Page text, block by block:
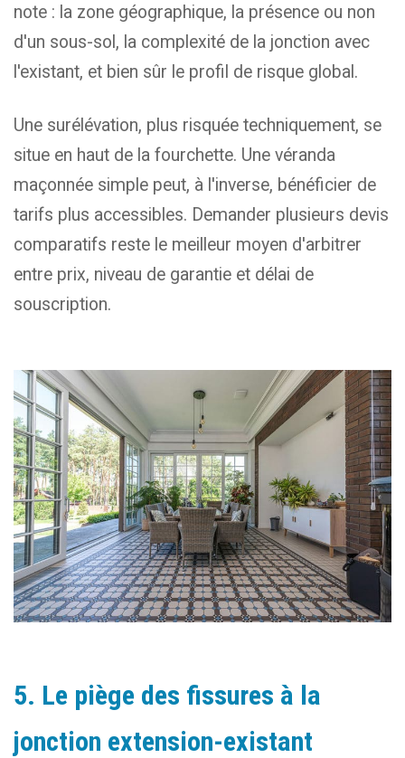
note : la zone géographique, la présence ou non
d'un sous-sol, la complexité de la jonction avec
l'existant, et bien sûr le profil de risque global.
Une surélévation, plus risquée techniquement, se
situe en haut de la fourchette. Une véranda
maçonnée simple peut, à l'inverse, bénéficier de
tarifs plus accessibles. Demander plusieurs devis
comparatifs reste le meilleur moyen d'arbitrer
entre prix, niveau de garantie et délai de
souscription.
5. Le piège des fissures à la
jonction extension-existant